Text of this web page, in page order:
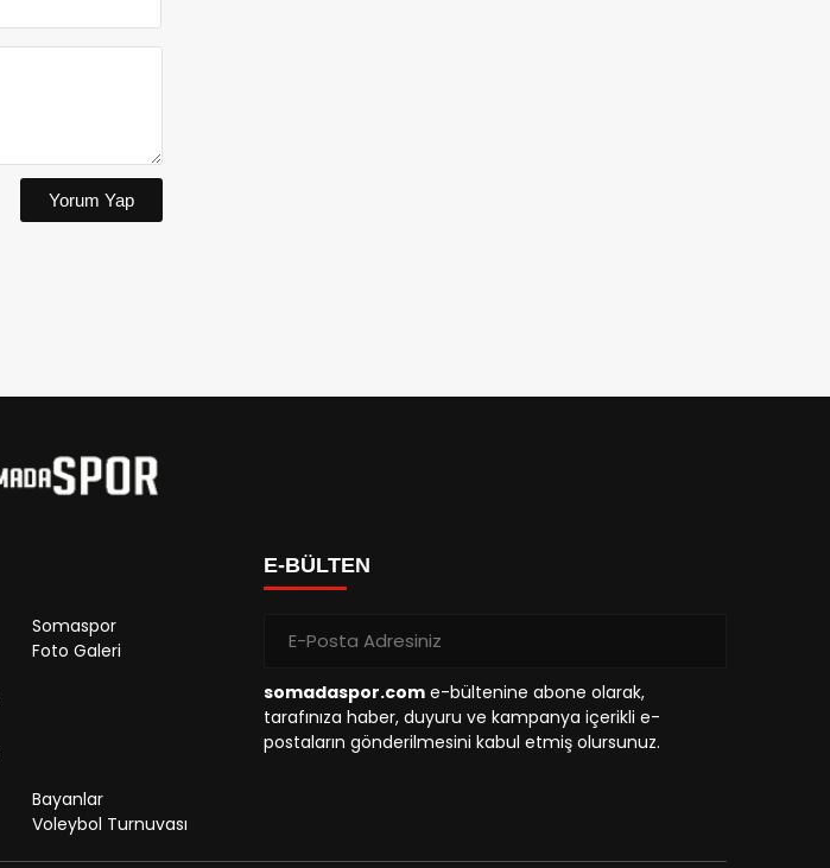
Yorum Yap
Somaspor
Foto Galeri
Bayanlar
Voleybol Turnuvası
E-BÜLTEN
somadaspor.com e-bültenine abone olarak,
tarafınıza haber, duyuru ve kampanya içerikli e-
postaların gönderilmesini kabul etmiş olursunuz.